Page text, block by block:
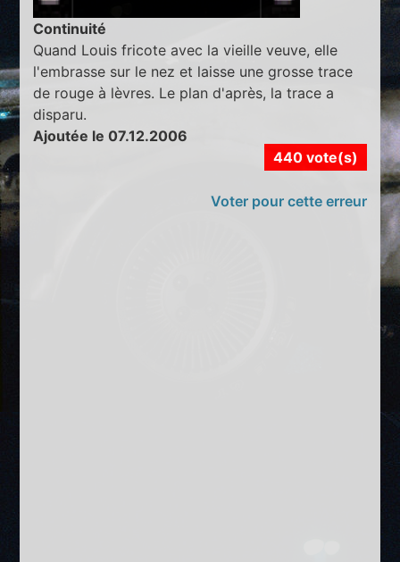
Continuité
Quand Louis fricote avec la vieille veuve, elle
l'embrasse sur le nez et laisse une grosse trace
de rouge à lèvres. Le plan d'après, la trace a
disparu.
Ajoutée le 07.12.2006
440 vote(s)
Voter pour cette erreur